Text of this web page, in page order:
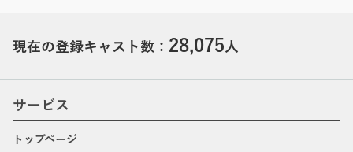
現在の登録キャスト数： 28,075人
サービス
トップページ